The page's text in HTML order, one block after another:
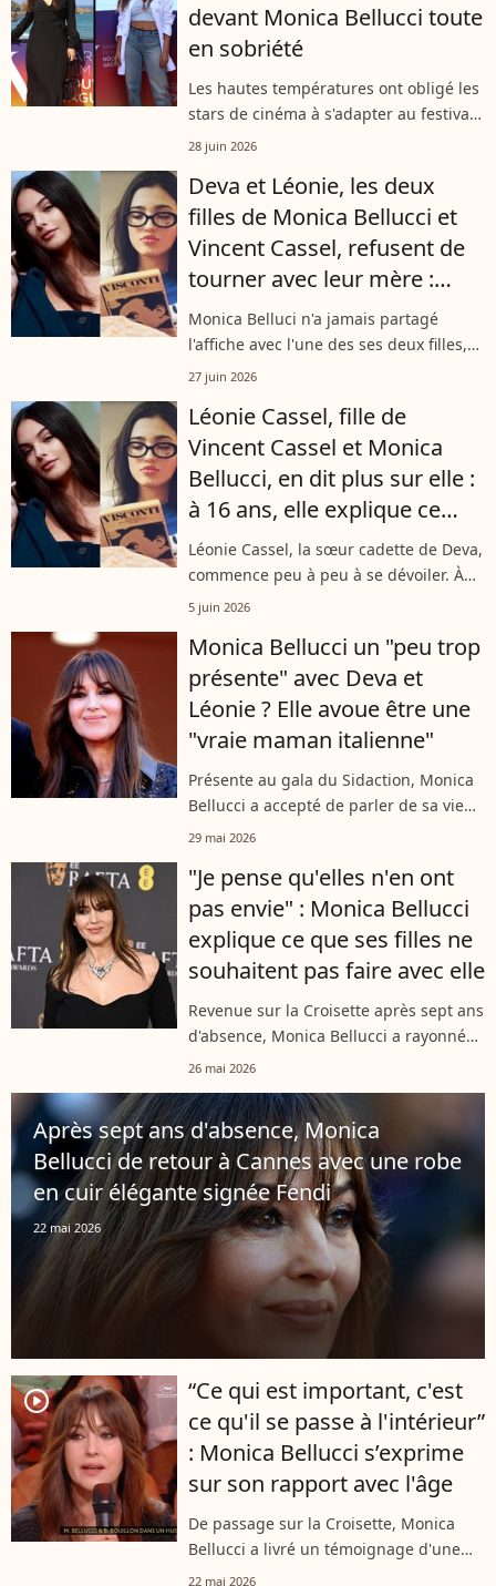
devant Monica Bellucci toute
en sobriété
Les hautes températures ont obligé les
stars de cinéma à s'adapter au festival
du film de Biarritz. Réunis pour
différents jurys, les acteurs...
28 juin 2026
Deva et Léonie, les deux
filles de Monica Bellucci et
Vincent Cassel, refusent de
tourner avec leur mère :
"Elles ont raison !"
Monica Belluci n'a jamais partagé
l'affiche avec l'une des ses deux filles,
Deva et Léonie. Les jeunes femmes
réplique à leur père, Vincent Cassel,...
27 juin 2026
Léonie Cassel, fille de
Vincent Cassel et Monica
Bellucci, en dit plus sur elle :
à 16 ans, elle explique ce
qu'elle a hérité de ses
parents et sa soeur Deva
Léonie Cassel, la sœur cadette de Deva,
commence peu à peu à se dévoiler. À
seulement 16 ans, elle s'inspire
et de son aînée, partageant
notamment...
5 juin 2026
Monica Bellucci un "peu trop
présente" avec Deva et
Léonie ? Elle avoue être une
"vraie maman italienne"
Présente au gala du Sidaction, Monica
Bellucci a accepté de parler de sa vie
de famille lors d’un échange avec "Lou
avec humour sur son rôle...
29 mai 2026
"Je pense qu'elles n'en ont
pas envie" : Monica Bellucci
explique ce que ses filles ne
souhaitent pas faire avec elle
Revenue sur la Croisette après sept ans
d'absence, Monica Bellucci a rayonné
au Festival de Cannes 2026 pour
Mysius, en compétition officielle....
26 mai 2026
Après sept ans d'absence, Monica
Bellucci de retour à Cannes avec une robe
en cuir élégante signée Fendi
22 mai 2026
player2
“Ce qui est important, c'est
ce qu'il se passe à l'intérieur”
: Monica Bellucci s’exprime
sur son rapport avec l'âge
De passage sur la Croisette, Monica
Bellucci a livré un témoignage d'une
rare sincérité sur le plateau de
22 mai 2026